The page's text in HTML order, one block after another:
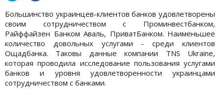
Большинство украинцев-клиентов банков удовлетворены
своим сотрудничеством с Проминвестбанком,
Райффайзен Банком Аваль, ПриватБанком. Наименьшее
количество довольных услугами - среди клиентов
Ощадбанка. Таковы данные компании TNS Ukraine,
которая проводила исследование пользования услугами
банков и уровня удовлетворенности украинцами
сотрудничеством с банками.